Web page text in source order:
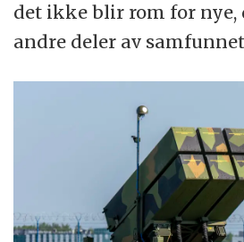
det ikke blir rom for nye,
andre deler av